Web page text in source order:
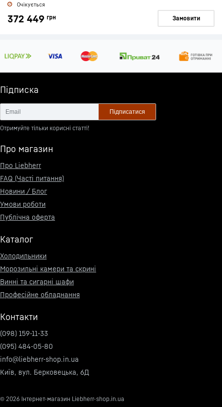
Очікується
372 449 грн Замовити
Підписка
Підписатися
Отримуйте тільки корисні статті!
Про магазин
Про Liebherr
FAQ (Часті питання)
Новини / Блог
Умови роботи
Публічна оферта
Каталог
Холодильники
Морозильні камери та скрині
Винні та сигарні шафи
Професійне обладнання
Контакти
(098) 159-11-33
(095) 484-05-80
info@liebherr-shop.in.ua
Київ, вул. Берковецька, 6Д
© 2026 Інтернет-магазин Liebherr-shop.in.ua